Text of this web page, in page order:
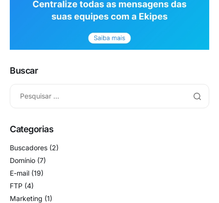
Buscar
Categorias
Buscadores (2)
Domínio (7)
E-mail (19)
FTP (4)
Marketing (1)